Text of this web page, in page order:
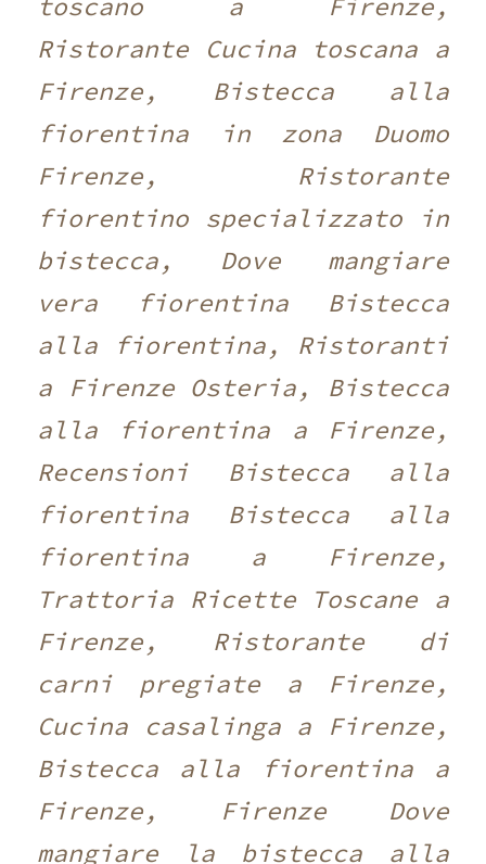
Ristorante Cucina toscana a
Firenze, Bistecca alla
fiorentina in zona Duomo
Firenze, Ristorante
fiorentino specializzato in
bistecca, Dove mangiare
vera fiorentina Bistecca
alla fiorentina, Ristoranti
a Firenze Osteria, Bistecca
alla fiorentina a Firenze,
Recensioni Bistecca alla
fiorentina Bistecca alla
fiorentina a Firenze,
Trattoria Ricette Toscane a
Firenze, Ristorante di
carni pregiate a Firenze,
Cucina casalinga a Firenze,
Bistecca alla fiorentina a
Firenze, Firenze Dove
mangiare la bistecca alla